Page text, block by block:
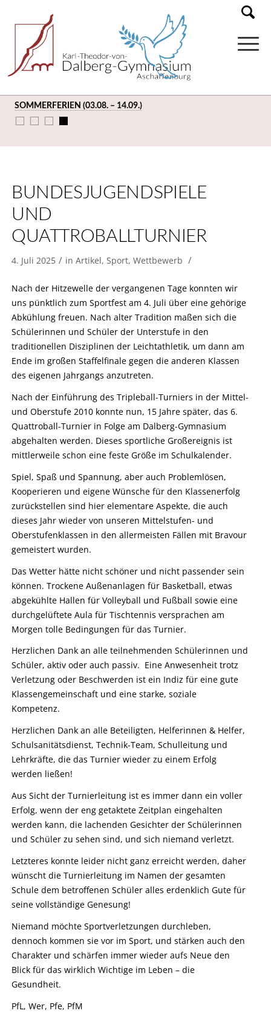
SOMMERFERIEN (03.08. – 14.09.)
HERZLICH WILLKOMMEN AM DALBERG-GYMNASIUM!
BUNDESJUGENDSPIELE
UND
QUATTROBALLTURNIER
4. Juli 2025 / in Artikel, Sport, Wettbewerb /
Nach der Hitzewelle der vergangenen Tage konnten wir
uns pünktlich zum Sportfest am 4. Juli über eine gehörige
Abkühlung freuen. Nach alter Tradition maßen sich die
Schülerinnen und Schüler der Unterstufe in den
traditionellen Disziplinen der Leichtathletik, um dann am
Ende im großen Staffelfinale gegen die anderen Klassen
des eigenen Jahrgangs anzutreten.
Nach der Einführung des Tripleball-Turniers in der Mittel-
und Oberstufe 2010 konnte nun, 15 Jahre später, das 6.
Quattroball-Turnier in Folge am Dalberg-Gymnasium
abgehalten werden. Dieses sportliche Großereignis ist
mittlerweile schon eine feste Größe im Schulkalender.
Spiel, Spaß und Spannung, aber auch Problemlösen,
Kooperieren und eigene Wünsche für den Klassenerfolg
zurückstellen sind hier elementare Aspekte, die auch
dieses Jahr wieder von unseren Mittelstufen- und
Oberstufenklassen in den allermeisten Fällen mit Bravour
gemeistert wurden.
Das Wetter hätte nicht schöner und nicht passender sein
können. Trockene Außenanlagen für Basketball, etwas
abgekühlte Hallen für Volleyball und Fußball sowie eine
durchgelüftete Aula für Tischtennis versprachen am
Morgen tolle Bedingungen für das Turnier.
Herzlichen Dank an alle teilnehmenden Schülerinnen und
Schüler, aktiv oder auch passiv. Eine Anwesenheit trotz
Verletzung oder Beschwerden ist ein Indiz für eine gute
Klassengemeinschaft und eine starke, soziale
Kompetenz.
Herzlichen Dank an alle Beteiligten, Helferinnen & Helfer,
Schulsanitätsdienst, Technik-Team, Schulleitung und
Lehrkräfte, die das Turnier wieder zu einem Erfolg
werden ließen!
Aus Sicht der Turnierleitung ist es immer dann ein voller
Erfolg, wenn der eng getaktete Zeitplan eingehalten
werden kann, die lachenden Gesichter der Schülerinnen
und Schüler zu sehen sind, und sich niemand verletzt.
Letzteres konnte leider nicht ganz erreicht werden, daher
wünscht die Turnierleitung im Namen der gesamten
Schule dem betroffenen Schüler alles erdenklich Gute für
seine vollständige Genesung!
Niemand möchte Sportverletzungen durchleben,
dennoch kommen sie vor im Sport, und stärken auch den
Charakter und schärfen immer wieder aufs Neue den
Blick für das wirklich Wichtige im Leben – die
Gesundheit.
PfL, Wer, Pfe, PfM